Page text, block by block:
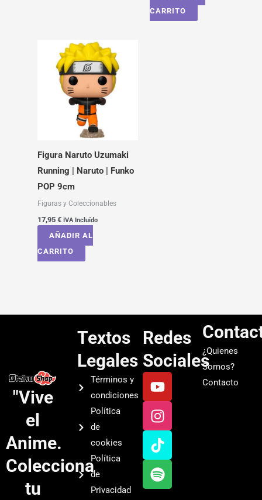
CARRITO
Figura Naruto Uzumaki
Running | Naruto | Funko
POP 9cm
Figuras y Coleccionables
17,95 € IVA Incluído
AÑADIR AL
CARRITO
"Vive
el
Anime.
Colecciona
tu
Textos
Legales
Términos y
condiciones
Política
de
cookies
Política
de
Privacidad
Redes
Sociales
Y
o
u
t
u
b
e
I
n
s
t
a
g
r
a
T
i
k
t
o
k
S
p
o
t
i
f
y
¿Quienes
Somos?
Contacto